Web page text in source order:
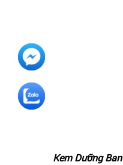
Kem Dưỡng